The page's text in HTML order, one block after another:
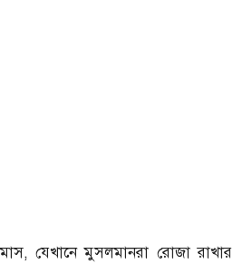
যেখানে মুসলমানরা রোজা রাখার